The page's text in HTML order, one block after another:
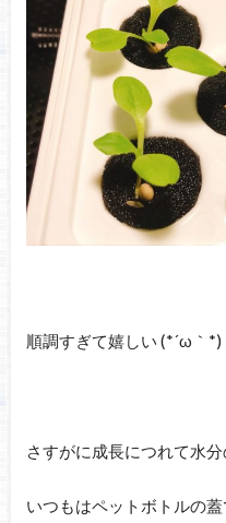
順調すぎて嬉しい (*´ω｀*)
さすがに成長につれて水
いつもはペットボトルの